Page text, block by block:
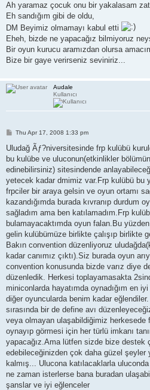
Ah yaramaz çocuk onu bir yakalasam
Eh sandığım gibi de oldu,
DM Beyimiz olmamayı kabul etti
Eheh, bizde ne yapacağız bilmiyoruz
Bir oyun kurucu aramızdan olursa
Bize bir gaye verirseniz seviniriz...
Audale
Kullanıcı
P
s
Thu Apr 17, 2008 1:33 pm
Uludağ Ãƒ?niversitesinde frp kulübü
bu kulübe ve uluconun(etkinlikler
edinebilirsiniz) sitesindende
yetecek kadar dmimiz var.Frp kulübü bu
frpciler bir araya gelsin ve oyun ortamı
kazandığımda burada kıvranıp durdum
sağladım ama ben katılamadım.Frp
bulamayacaktımda oyun falan.Bu
gelin kulübümüze birlikte çalışıp birlikte
Bakın convention düzenliyoruz
kadar canımız çıktı).Siz burada oyun
convention konusunda bizde varız diye
düzenledik. Herkesi toplayamasakta
miniconlarda hayatımda oynadığım en
diğer oyuncularda benim kadar
sırasında bir de define avı
veya olmayan ulaşabildiğimiz herkesede
oynayıp görmesi için her türlü imkanı
yapacağız.Ama lütfen sizde bize destek
edebileceğinizden çok daha güzel şeyler
kalmış... Ulucona katılacaklarla
ne zaman isterlerse bana buradan
şanslar ve iyi eğlenceler